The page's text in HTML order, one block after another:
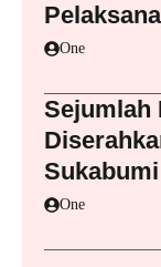
One
Sejumlah
Sukabumi
One